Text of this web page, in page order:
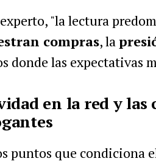
"la lectura
compras, la
donde las expectativas
en la red y las
puntos que condiciona